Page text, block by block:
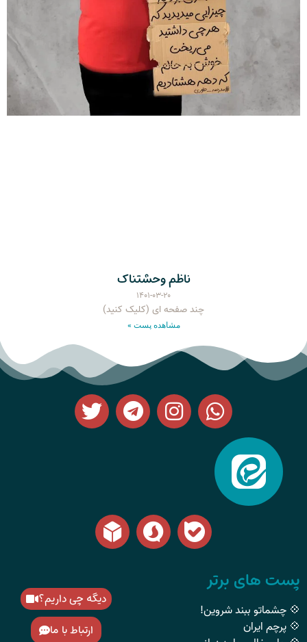
ناظم وحشتناک
۱۴۰۱-۰۳-۲۰
چند صفحه ای (کلیک کنید)
مشاهده پست »
پست های برتر
💠 چشماتو ببند شروین!
💠 پرچم ایران
دیگه چی داریم؟
ارتباط با ما